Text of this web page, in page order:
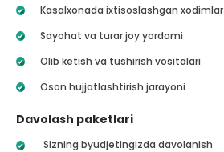
Kasalxonada ixtisoslashgan xodimlar
Sayohat va turar joy yordami
Olib ketish va tushirish vositalari
Oson hujjatlashtirish jarayoni
Davolash paketlari
Sizning byudjetingizda davolanish